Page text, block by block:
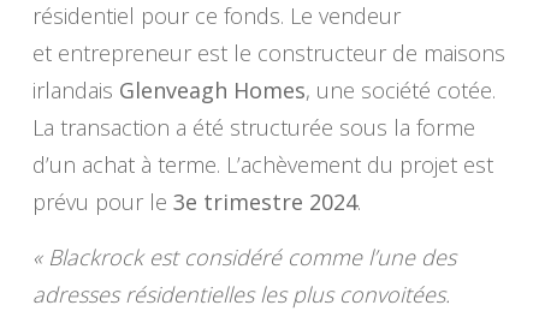
résidentiel pour ce fonds. Le vendeur
et entrepreneur est le constructeur de maisons
irlandais Glenveagh Homes, une société cotée.
La transaction a été structurée sous la forme
d’un achat à terme. L’achèvement du projet est
prévu pour le 3e trimestre 2024.
« Blackrock est considéré comme l’une des
adresses résidentielles les plus convoitées.